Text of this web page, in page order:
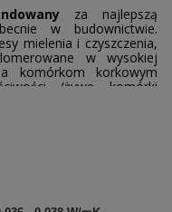
jogi
za najlepszą
w budownictwie.
mielenia i czyszczenia,
w wysokiej
komórkom korkowym
(żywe komórki
izolatorem na
i antywibracyjnych,
wewnętrznych i